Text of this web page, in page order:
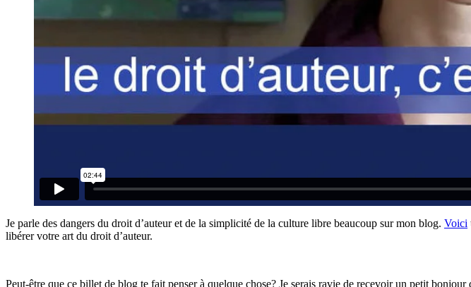
Je parle des dangers du droit d’auteur et de la simplicité de la culture libre beaucoup sur mon blog. Voici
libérer votre art du droit d’auteur.
Peut-être que ce billet de blog te fait penser à quelque chose? Je serais ravie de recevoir un petit bonjour